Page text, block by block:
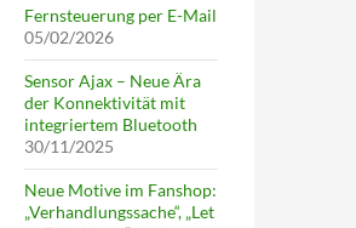
Fernsteuerung per E-Mail
05/02/2026
Sensor Ajax – Neue Ära
der Konnektivität mit
integriertem Bluetooth
30/11/2025
Neue Motive im Fanshop:
„Verhandlungssache“, „Let